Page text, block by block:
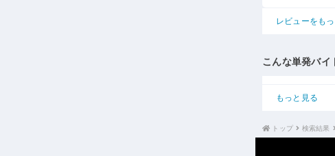
レビューをも
こんな単発バイ
もっと見る
トップ 検索結果